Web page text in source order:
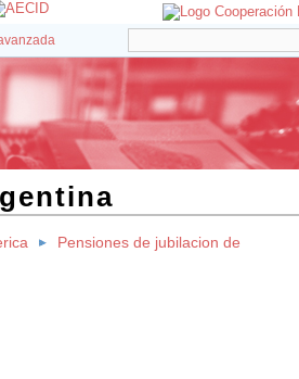
Pensiones de jubilacion de